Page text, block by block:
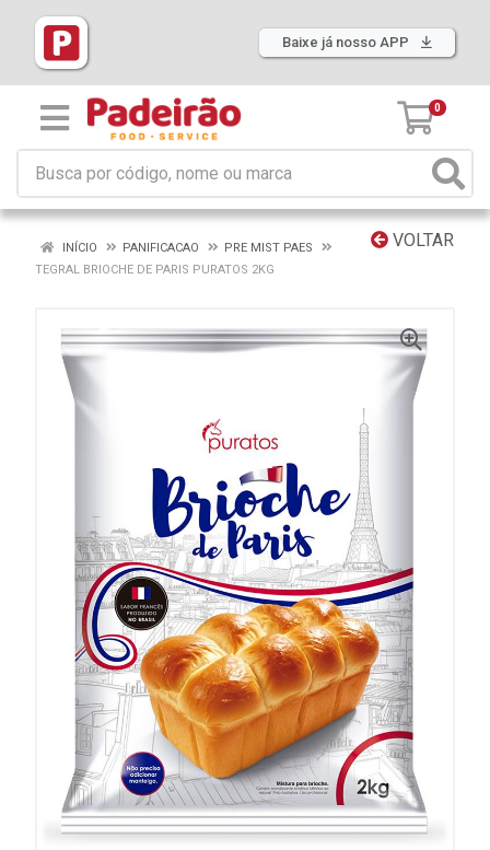
Baixe já nosso APP
0
VOLTAR
INÍCIO PANIFICACAO
PRE MIST PAES
TEGRAL BRIOCHE DE PARIS PURATOS 2KG